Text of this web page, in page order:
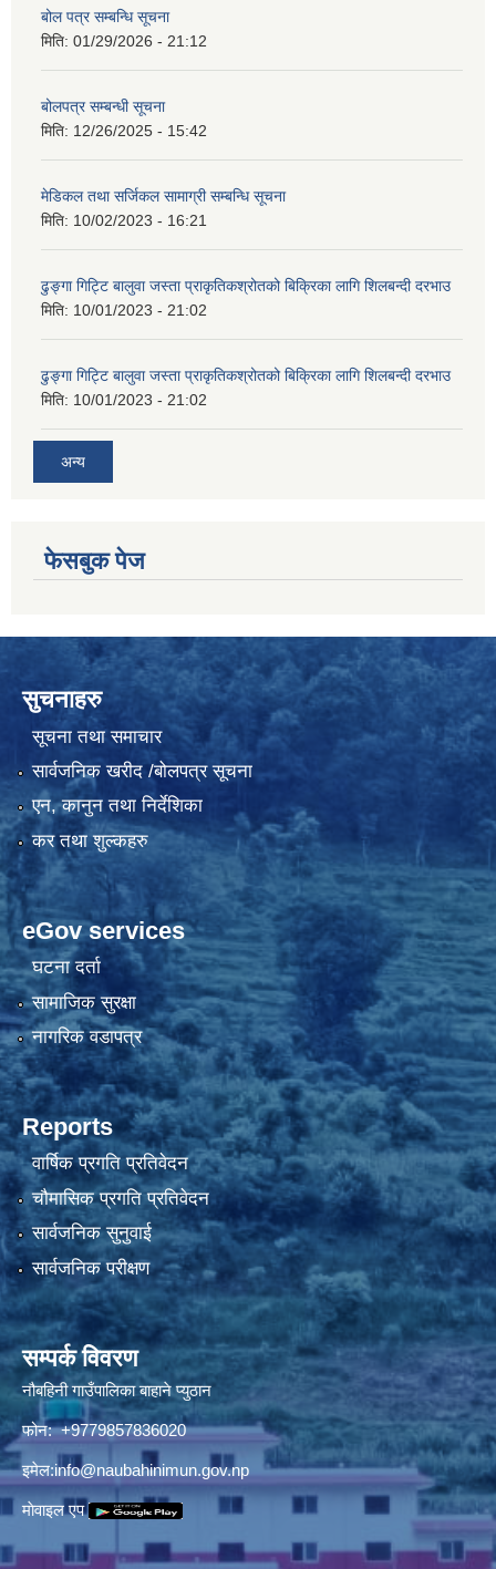
बोल पत्र सम्बन्धि सूचना
मिति: 01/29/2026 - 21:12
बोलपत्र सम्बन्धी सूचना
मिति: 12/26/2025 - 15:42
मेडिकल तथा सर्जिकल सामाग्री सम्बन्धि सूचना
मिति: 10/02/2023 - 16:21
ढुङ्गा गिट्टि बालुवा जस्ता प्राकृतिकश्रोतको बिक्रिका लागि शिलबन्दी दरभाउ
मिति: 10/01/2023 - 21:02
ढुङ्गा गिट्टि बालुवा जस्ता प्राकृतिकश्रोतको बिक्रिका लागि शिलबन्दी दरभाउ
मिति: 10/01/2023 - 21:02
अन्य
फेसबुक पेज
सुचनाहरु
सूचना तथा समाचार
सार्वजनिक खरीद /बोलपत्र सूचना
एन, कानुन तथा निर्देशिका
कर तथा शुल्कहरु
eGov services
घटना दर्ता
सामाजिक सुरक्षा
नागरिक वडापत्र
Reports
वार्षिक प्रगति प्रतिवेदन
चौमासिक प्रगति प्रतिवेदन
सार्वजनिक सुनुवाई
सार्वजनिक परीक्षण
सम्पर्क विवरण
नौबहिनी गाउँपालिका बाहाने प्युठान
फोन: +9779857836020
इमेल:info@naubahinimun.gov.np
माेवाइल एप